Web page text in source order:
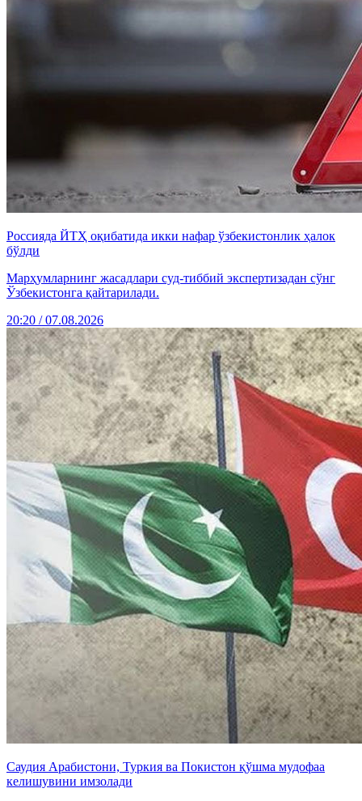
Россияда ЙТҲ оқибатида икки нафар ўзбекистонлик ҳалок
бўлди
Марҳумларнинг жасадлари суд-тиббий экспертизадан сўнг
Ўзбекистонга қайтарилади.
20:20 / 07.08.2026
Саудия Арабистони, Туркия ва Покистон қўшма мудофаа
келишувини имзолади